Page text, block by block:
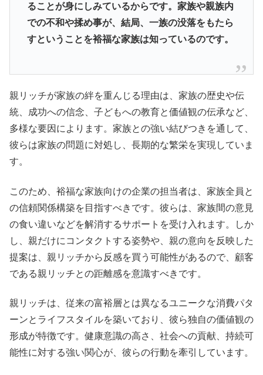
ることが身にしみているからです。家族や親族内
での不和や揉め事が、結局、一族の没落をもたら
すということを裕福な家族は知っているのです。
親リッチが家族の絆を重んじる理由は、家族の歴史や伝
統、成功への信念、子どもへの教育と価値観の伝承など、
多様な要因によります。家族との強い結びつきを通して、
彼らは家族の問題に対処し、長期的な繁栄を実現していま
す。
このため、裕福な家族向けの企業の担当者は、家族全員と
の信頼関係構築を目指すべきです。彼らは、家族間の意見
の食い違いなどを解消するサポートを受け入れます。しか
し、親だけにコンタクトする姿勢や、親の意向を反映した
提案は、親リッチから反感を買う可能性があるので、顧客
である親リッチとの距離感を意識すべきです。
親リッチは、従来の富裕層とは異なるユニークな消費パタ
ーンとライフスタイルを築いており、彼ら独自の価値観の
形成が特徴です。健康意識の高さ、社会への貢献、持続可
能性に対する強い関心が、彼らの行動を牽引しています。